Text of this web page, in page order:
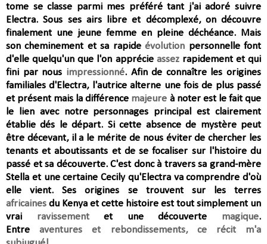
tome se classe parmi mes préféré tant j'ai adoré suivre
Electra. Sous ses airs libre et décomplexé, on découvre
finalement une jeune femme en pleine déchéance. Mais
son cheminement et sa rapideévolution personnelle font
d'elle quelqu'un que l'on apprécie assezrapidement et qui
fini par nous impressionné. Afin de connaître les origines
familiales d'Electra, l'autrice alterne une fois de plus passé
et présent mais la différence majeure à noter est le fait que
le lien avec notre personnages principal est clairement
établie dés le départ. Si cette absence de mystère peut
être décevant, il a le mérite de nous éviter de chercher les
tenants et aboutissants et de se focaliser sur l'histoire du
passé et sa découverte. C'est donc à travers sa grand-mère
Stella et une certaine Cecily qu'Electra va comprendre d'où
elle vient. Ses origines se trouvent sur les terres
africaines du Kenya et cette histoire est tout simplement un
vrai ravissementet une découverte magique.
Entreaventures et rebondissements, ce récit m'a